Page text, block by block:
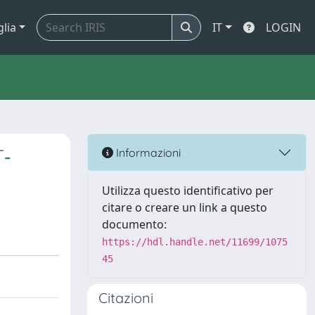
IT LOGIN
Informazioni
Utilizza questo identificativo per
citare o creare un link a questo
documento:
https://hdl.handle.net/11699/1075
45
Citazioni